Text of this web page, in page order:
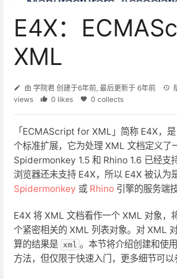
E4X：
XML
由 学院君 创建于6年前, 最后更新于 6年前
views
0 likes 0 collects
「ECMAScript for XML」简称 E4X，
个标准扩展，它为处理 XML 文档定义了
Spidermonkey 1.5 和 Rhino 1.6 已经支
浏览器还未支持 E4X，所以 E4X 被认为
Spidermonkey 或 Rhino 引擎的服务端技
E4X 将 XML 文档看作一个 XML 对象，
个紧密相关的 XML 列表对象。对 XML
算的结果是 xml 。本节将介绍创建和使
方法，但仅限于快速入门，更多细节可以